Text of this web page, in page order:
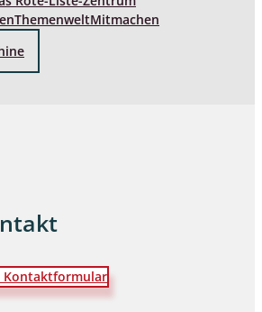
ThemenweltMitmachen
Kontaktformular